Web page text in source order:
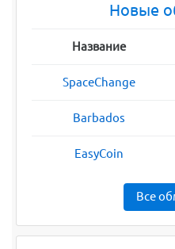
Новые
Название
SpaceChange
Barbados
EasyCoin
Все